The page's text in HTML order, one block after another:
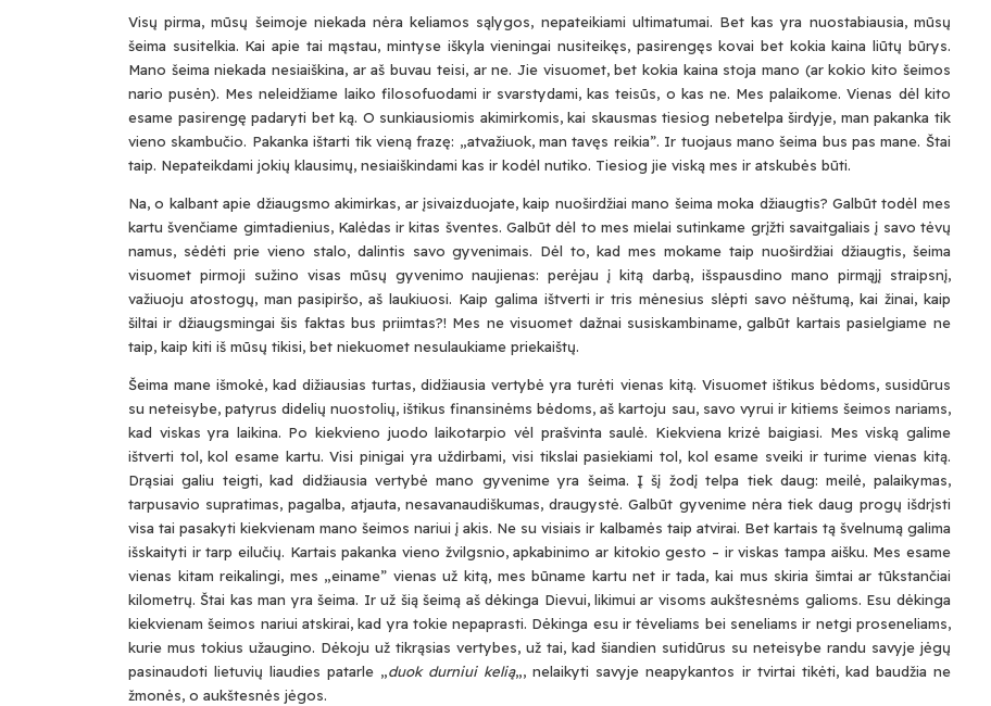
Visų pirma, mūsų šeimoje niekada nėra keliamos sąlygos, nepateikiami ultimatumai. Bet kas yra nuostabiausia, mūsų
šeima susitelkia. Kai apie tai mąstau, mintyse iškyla vieningai nusiteikęs, pasirengęs kovai bet kokia kaina liūtų būrys.
Mano šeima niekada nesiaiškina, ar aš buvau teisi, ar ne. Jie visuomet, bet kokia kaina stoja mano (ar kokio kito šeimos
nario pusėn). Mes neleidžiame laiko filosofuodami ir svarstydami, kas teisūs, o kas ne. Mes palaikome. Vienas dėl kito
esame pasirengę padaryti bet ką. O sunkiausiomis akimirkomis, kai skausmas tiesiog nebetelpa širdyje, man pakanka tik
vieno skambučio. Pakanka ištarti tik vieną frazę: „atvažiuok, man tavęs reikia”. Ir tuojaus mano šeima bus pas mane. Štai
taip. Nepateikdami jokių klausimų, nesiaiškindami kas ir kodėl nutiko. Tiesiog jie viską mes ir atskubės būti.
Na, o kalbant apie džiaugsmo akimirkas, ar įsivaizduojate, kaip nuoširdžiai mano šeima moka džiaugtis? Galbūt todėl mes
kartu švenčiame gimtadienius, Kalėdas ir kitas šventes. Galbūt dėl to mes mielai sutinkame grįžti savaitgaliais į savo tėvų
namus, sėdėti prie vieno stalo, dalintis savo gyvenimais. Dėl to, kad mes mokame taip nuoširdžiai džiaugtis, šeima
visuomet pirmoji sužino visas mūsų gyvenimo naujienas: perėjau į kitą darbą, išspausdino mano pirmąjį straipsnį,
važiuoju atostogų, man pasipiršo, aš laukiuosi. Kaip galima ištverti ir tris mėnesius slėpti savo nėštumą, kai žinai, kaip
šiltai ir džiaugsmingai šis faktas bus priimtas?! Mes ne visuomet dažnai susiskambiname, galbūt kartais pasielgiame ne
taip, kaip kiti iš mūsų tikisi, bet niekuomet nesulaukiame priekaištų.
Šeima mane išmokė, kad dižiausias turtas, didžiausia vertybė yra turėti vienas kitą. Visuomet ištikus bėdoms, susidūrus
su neteisybe, patyrus didelių nuostolių, ištikus finansinėms bėdoms, aš kartoju sau, savo vyrui ir kitiems šeimos nariams,
kad viskas yra laikina. Po kiekvieno juodo laikotarpio vėl prašvinta saulė. Kiekviena krizė baigiasi. Mes viską galime
ištverti tol, kol esame kartu. Visi pinigai yra uždirbami, visi tikslai pasiekiami tol, kol esame sveiki ir turime vienas kitą.
Drąsiai galiu teigti, kad didžiausia vertybė mano gyvenime yra šeima. Į šį žodį telpa tiek daug: meilė, palaikymas,
tarpusavio supratimas, pagalba, atjauta, nesavanaudiškumas, draugystė. Galbūt gyvenime nėra tiek daug progų išdrįsti
visa tai pasakyti kiekvienam mano šeimos nariui į akis. Ne su visiais ir kalbamės taip atvirai. Bet kartais tą švelnumą galima
išskaityti ir tarp eilučių. Kartais pakanka vieno žvilgsnio, apkabinimo ar kitokio gesto – ir viskas tampa aišku. Mes esame
vienas kitam reikalingi, mes „einame” vienas už kitą, mes būname kartu net ir tada, kai mus skiria šimtai ar tūkstančiai
kilometrų. Štai kas man yra šeima. Ir už šią šeimą aš dėkinga Dievui, likimui ar visoms aukštesnėms galioms. Esu dėkinga
kiekvienam šeimos nariui atskirai, kad yra tokie nepaprasti. Dėkinga esu ir tėveliams bei seneliams ir netgi proseneliams,
kurie mus tokius užaugino. Dėkoju už tikrąsias vertybes, už tai, kad šiandien sutidūrus su neteisybe randu savyje jėgų
pasinaudoti lietuvių liaudies patarle „duok durniui kelią„, nelaikyti savyje neapykantos ir tvirtai tikėti, kad baudžia ne
žmonės, o aukštesnės jėgos.
Submit
Prenumeruodami Jūs sutinkate su mūsųprivatumoirslapukų
politika